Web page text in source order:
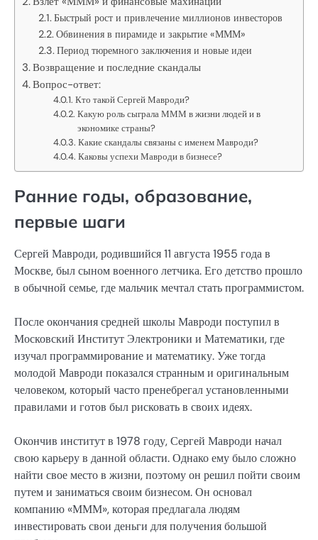
Быстрый рост и привлечение миллионов инвесторов
Обвинения в пирамиде и закрытие «МММ»
Период тюремного заключения и новые идеи
Возвращение и последние скандалы
Вопрос-ответ:
Кто такой Сергей Мавроди?
Какую роль сыграла МММ в жизни людей и в
экономике страны?
Какие скандалы связаны с именем Мавроди?
Каковы успехи Мавроди в бизнесе?
Ранние годы, образование,
первые шаги
Сергей Мавроди, родившийся 11 августа 1955 года в
Москве, был сыном военного летчика. Его детство прошло
в обычной семье, где мальчик мечтал стать программистом.
После окончания средней школы Мавроди поступил в
Московский Институт Электроники и Математики, где
изучал программирование и математику. Уже тогда
молодой Мавроди показался странным и оригинальным
человеком, который часто пренебрегал установленными
правилами и готов был рисковать в своих идеях.
Окончив институт в 1978 году, Сергей Мавроди начал
свою карьеру в данной области. Однако ему было сложно
найти свое место в жизни, поэтому он решил пойти своим
путем и заниматься своим бизнесом. Он основал
компанию «МММ», которая предлагала людям
инвестировать свои деньги для получения большой